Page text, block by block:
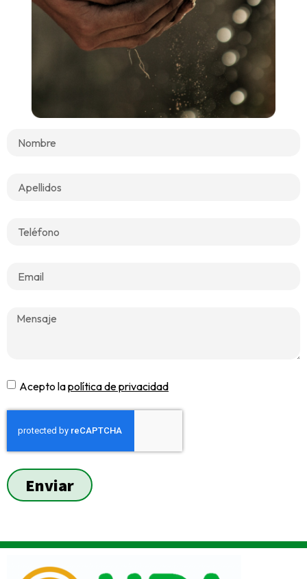
Acepto lapolítica de privacidad
Enviar